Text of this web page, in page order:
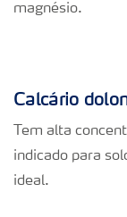
magnésio.
Calcário
Tem alta
indicado para
ideal.